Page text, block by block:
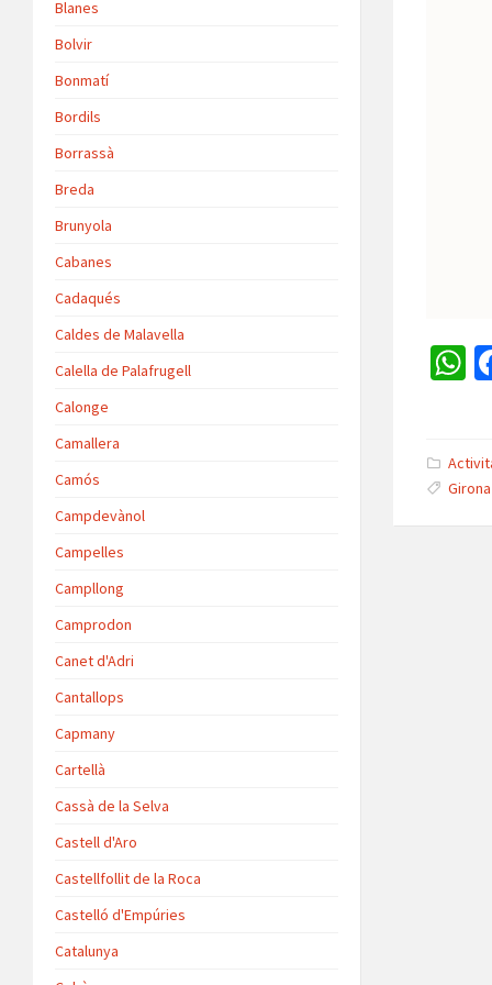
p
p
Girona
Blanes
Bolvir
Bonmatí
Bordils
Borrassà
Breda
Brunyola
Cabanes
Cadaqués
Caldes de Malavella
Calella de Palafrugell
Calonge
Camallera
Camós
Campdevànol
Campelles
Campllong
Camprodon
Canet d'Adri
Cantallops
Capmany
Cartellà
Cassà de la Selva
Castell d'Aro
Castellfollit de la Roca
Castelló d'Empúries
Catalunya